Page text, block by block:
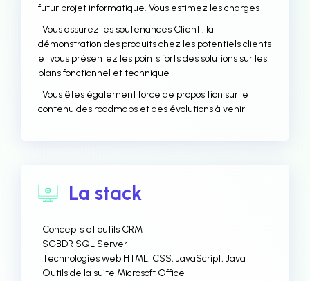
futur projet informatique. Vous estimez les charges
• Vous assurez les soutenances Client : la
démonstration des produits chez les potentiels clients
et vous présentez les points forts des solutions sur les
plans fonctionnel et technique
• Vous êtes également force de proposition sur le
contenu des roadmaps et des évolutions à venir
La stack
• Concepts et outils CRM
• SGBDR SQL Server
• Technologies web HTML, CSS, JavaScript, Java
• Outils de la suite Microsoft Office